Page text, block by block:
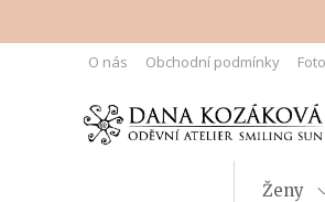
O nás Obchodní podmínky
Ženy